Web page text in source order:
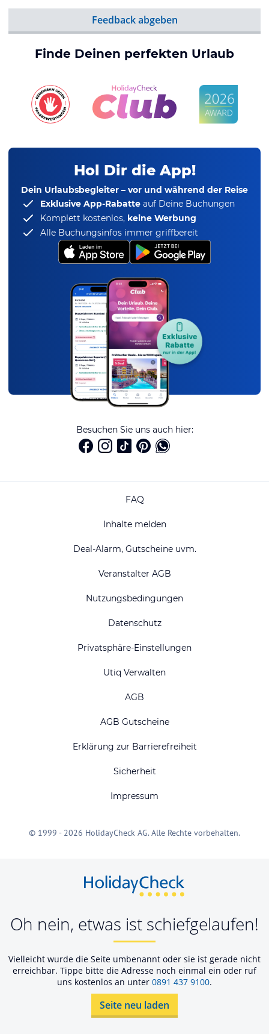
Feedback abgeben
Finde Deinen perfekten Urlaub
Hol Dir die App!
Dein Urlaubsbegleiter – vor und während der Reise
Exklusive App-Rabatte auf Deine Buchungen
Komplett kostenlos, keine Werbung
Alle Buchungsinfos immer griffbereit
Besuchen Sie uns auch hier:
FAQ
Inhalte melden
Deal-Alarm, Gutscheine uvm.
Veranstalter AGB
Nutzungsbedingungen
Datenschutz
Privatsphäre-Einstellungen
Utiq Verwalten
AGB
AGB Gutscheine
Erklärung zur Barrierefreiheit
Sicherheit
Impressum
© 1999 - 2026 HolidayCheck AG. Alle Rechte vorbehalten.
Oh nein, etwas ist schiefgelaufen!
Vielleicht wurde die Seite umbenannt oder sie ist gerade nicht
erreichbar. Tippe bitte die Adresse noch einmal ein oder ruf
uns kostenlos an unter 0891 437 9100.
Seite neu laden